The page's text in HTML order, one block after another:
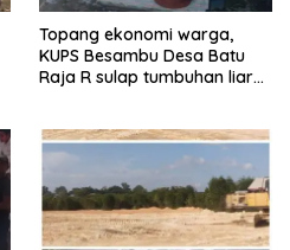
Topang ekonomi warga,
KUPS Besambu Desa Batu
Raja R sulap tumbuhan liar